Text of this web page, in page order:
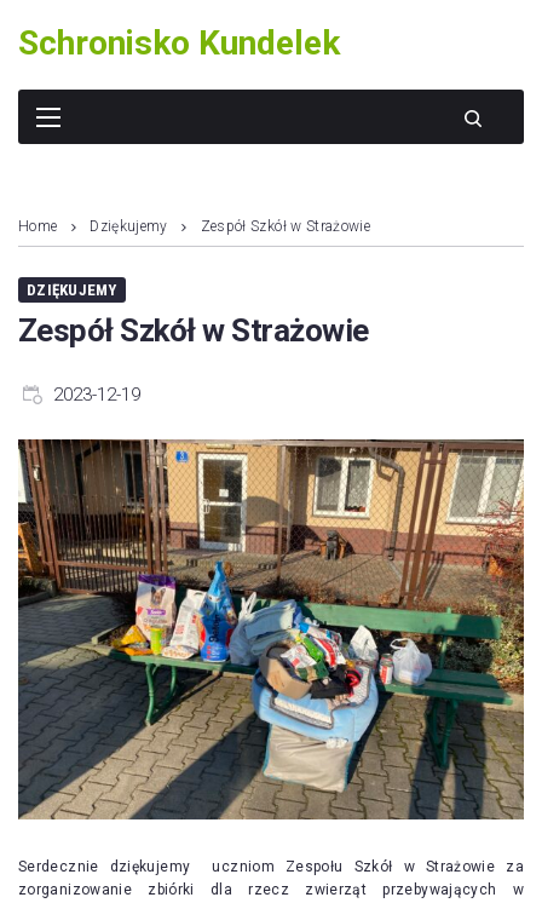
content
Schronisko Kundelek
Home Dziękujemy Zespół Szkół w Strażowie
DZIĘKUJEMY
Zespół Szkół w Strażowie
2023-12-19
Serdecznie dziękujemy uczniom Zespołu Szkół w Strażowie za
zorganizowanie zbiórki dla rzecz zwierząt przebywających w